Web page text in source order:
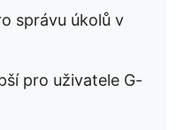
správu úkolů v
pro uživatele G-